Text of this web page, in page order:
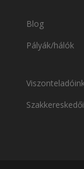
Blog
Pályák/hálók